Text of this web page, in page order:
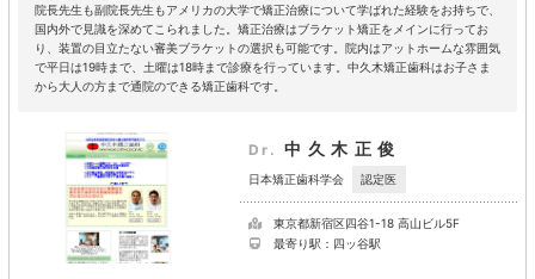
院長先生も副院長先生もアメリカの大学で矯正治療について学ばれた経験をお持ちで、
国内外で見識を深めてこられました。矯正治療はブラケット矯正をメインに行ってお
り、装置の目立たない審美ブラケットの選択も可能です。院内はアットホームな雰囲気
で平日は19時まで、土曜は18時まで診療を行っています。中久木矯正歯科はお子さま
から大人の方まで通院のできる矯正歯科です。
Dr. 中久木正俊
日本矯正歯科学会 認定医
東京都新宿区四谷1-18 高山ビル5F
最寄り駅：四ッ谷駅